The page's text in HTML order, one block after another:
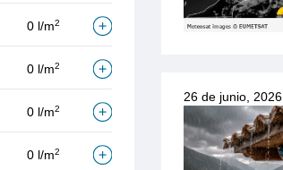
0 l/m2
0 l/m2
0 l/m2
0 l/m2
26 de junio, 2026